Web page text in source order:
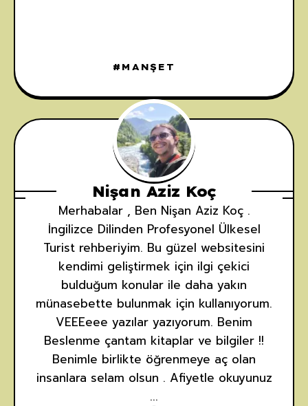
MANŞET
Nişan Aziz Koç
Merhabalar , Ben Nişan Aziz Koç .
İngilizce Dilinden Profesyonel Ülkesel
Turist rehberiyim. Bu güzel websitesini
kendimi geliştirmek için ilgi çekici
bulduğum konular ile daha yakın
münasebette bulunmak için kullanıyorum.
VEEEeee yazılar yazıyorum. Benim
Beslenme çantam kitaplar ve bilgiler !!
Benimle birlikte öğrenmeye aç olan
insanlara selam olsun . Afiyetle okuyunuz
...